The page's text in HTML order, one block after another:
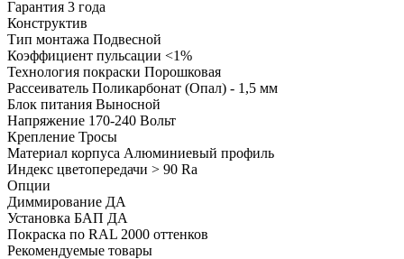
Гарантия 3 года
Конструктив
Тип монтажа Подвесной
Коэффициент пульсации <1%
Технология покраски Порошковая
Рассеиватель Поликарбонат (Опал) - 1,5 мм
Блок питания Выносной
Напряжение 170-240 Вольт
Крепление Тросы
Материал корпуса Алюминиевый профиль
Индекс цветопередачи > 90 Ra
Опции
Диммирование ДА
Установка БАП ДА
Покраска по RAL 2000 оттенков
Рекомендуемые товары